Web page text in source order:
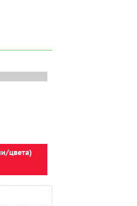
цвета)